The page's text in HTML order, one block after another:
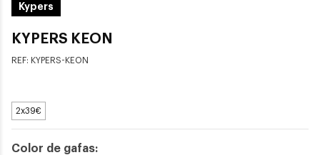
Kypers
KYPERS KEON
REF: KYPERS-KEON
2x39€
Color de gafas: